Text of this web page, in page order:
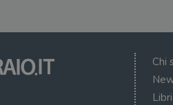
Chi
wordpress_sec_[hash]
CookieScriptConsent